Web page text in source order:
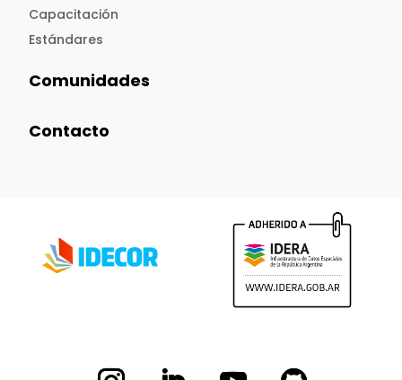
Capacitación
Estándares
Comunidades
Contacto